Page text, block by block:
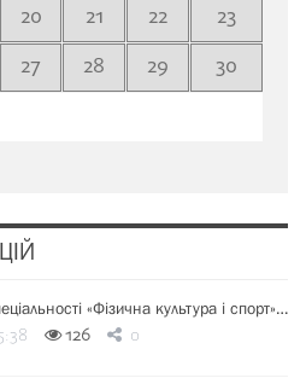
20 21 22
23
27 28 29
30
«Фізична культура і спорт»…
126 0